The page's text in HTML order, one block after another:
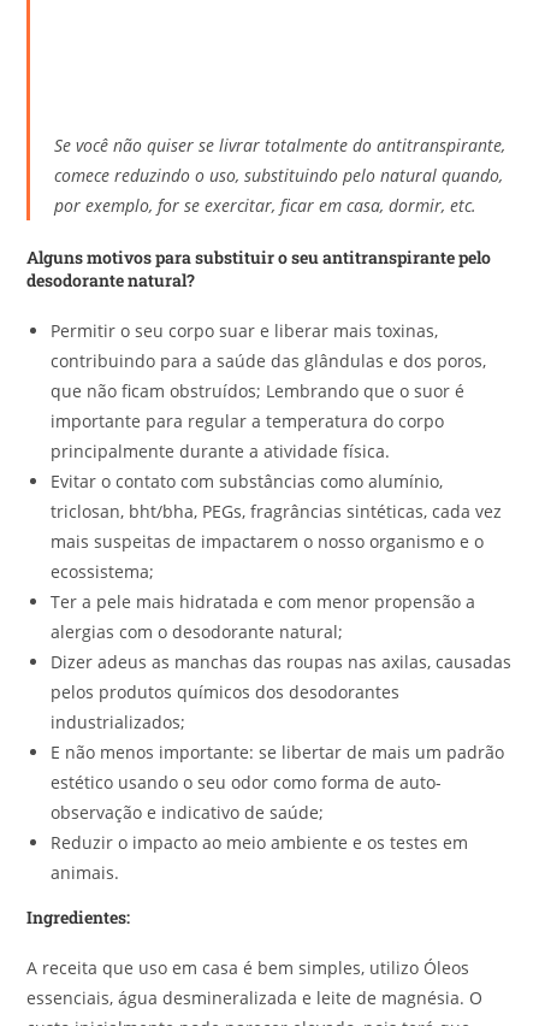
Se você não quiser se livrar totalmente do antitranspirante,
comece reduzindo o uso, substituindo pelo natural quando,
por exemplo, for se exercitar, ficar em casa, dormir, etc.
Alguns motivos para substituir o seu antitranspirante pelo
desodorante natural?
Permitir o seu corpo suar e liberar mais toxinas,
contribuindo para a saúde das glândulas e dos poros,
que não ficam obstruídos; Lembrando que o suor é
importante para regular a temperatura do corpo
principalmente durante a atividade física.
Evitar o contato com substâncias como alumínio,
triclosan, bht/bha, PEGs, fragrâncias sintéticas, cada vez
mais suspeitas de impactarem o nosso organismo e o
ecossistema;
Ter a pele mais hidratada e com menor propensão a
alergias com o desodorante natural;
Dizer adeus as manchas das roupas nas axilas, causadas
pelos produtos químicos dos desodorantes
industrializados;
E não menos importante: se libertar de mais um padrão
estético usando o seu odor como forma de auto-
observação e indicativo de saúde;
Reduzir o impacto ao meio ambiente e os testes em
animais.
Ingredientes:
A receita que uso em casa é bem simples, utilizo Óleos
essenciais, água desmineralizada e leite de magnésia. O